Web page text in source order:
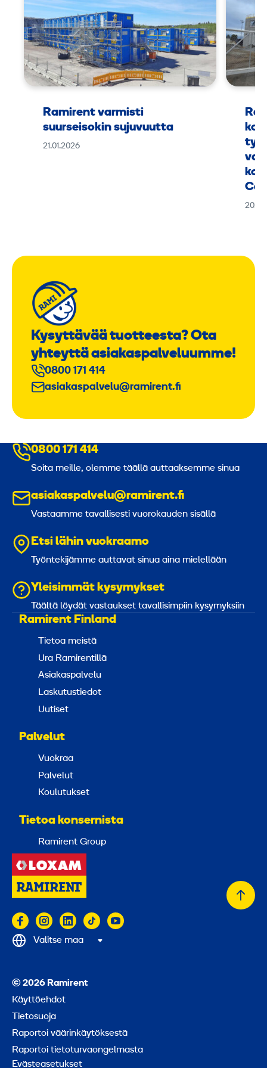
Ramirent varmisti
suurseisokin sujuvuutta
21.01.2026
Kysyttävää tuotteesta? Ota
yhteyttä asiakaspalveluumme!
0800 171 414
asiakaspalvelu@ramirent.fi
0800 171 414
Soita meille, olemme täällä auttaaksemme sinua
asiakaspalvelu@ramirent.fi
Vastaamme tavallisesti vuorokauden sisällä
Etsi lähin vuokraamo
Työntekijämme auttavat sinua aina mielellään
Yleisimmät kysymykset
Täältä löydät vastaukset tavallisimpiin kysymyksiin
Ramirent Finland
Tietoa meistä
Ura Ramirentillä
Asiakaspalvelu
Laskutustiedot
Uutiset
Palvelut
Vuokraa
Palvelut
Koulutukset
Tietoa konsernista
Ramirent Group
© 2026 Ramirent
Käyttöehdot
Tietosuoja
Raportoi väärinkäytöksestä
Raportoi tietoturvaongelmasta
Evästeasetukset
Valitse maa